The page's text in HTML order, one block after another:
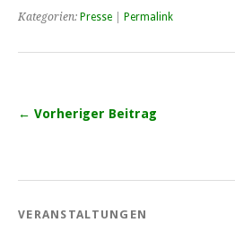
Kategorien: Presse Permalink
← Vorheriger Beitrag
VERANSTALTUNGEN